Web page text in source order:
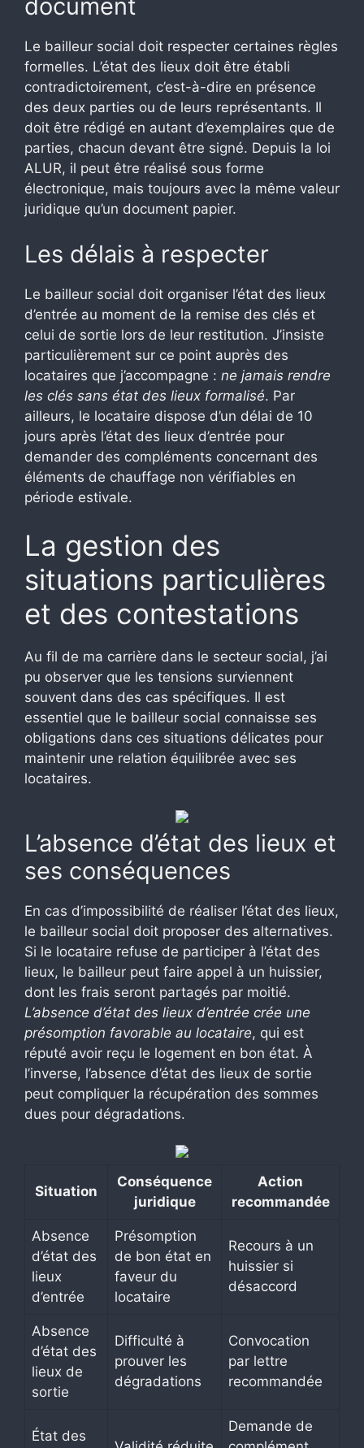
document
Le bailleur social doit respecter certaines règles
formelles. L’état des lieux doit être établi
contradictoirement, c’est-à-dire en présence
des deux parties ou de leurs représentants. Il
doit être rédigé en autant d’exemplaires que de
parties, chacun devant être signé. Depuis la loi
ALUR, il peut être réalisé sous forme
électronique, mais toujours avec la même valeur
juridique qu’un document papier.
Les délais à respecter
Le bailleur social doit organiser l’état des lieux
d’entrée au moment de la remise des clés et
celui de sortie lors de leur restitution. J’insiste
particulièrement sur ce point auprès des
locataires que j’accompagne : ne jamais rendre
les clés sans état des lieux formalisé. Par
ailleurs, le locataire dispose d’un délai de 10
jours après l’état des lieux d’entrée pour
demander des compléments concernant des
éléments de chauffage non vérifiables en
période estivale.
La gestion des
situations particulières
et des contestations
Au fil de ma carrière dans le secteur social, j’ai
pu observer que les tensions surviennent
souvent dans des cas spécifiques. Il est
essentiel que le bailleur social connaisse ses
obligations dans ces situations délicates pour
maintenir une relation équilibrée avec ses
locataires.
L’absence d’état des lieux et
ses conséquences
En cas d’impossibilité de réaliser l’état des lieux,
le bailleur social doit proposer des alternatives.
Si le locataire refuse de participer à l’état des
lieux, le bailleur peut faire appel à un huissier,
dont les frais seront partagés par moitié.
L’absence d’état des lieux d’entrée crée une
présomption favorable au locataire, qui est
réputé avoir reçu le logement en bon état. À
l’inverse, l’absence d’état des lieux de sortie
peut compliquer la récupération des sommes
dues pour dégradations.
Situation
Conséquence
juridique
Action
recommandée
Absence
d’état des
lieux
d’entrée
Présomption
de bon état en
faveur du
locataire
Recours à un
huissier si
désaccord
Absence
d’état des
lieux de
sortie
Difficulté à
prouver les
dégradations
Convocation
par lettre
recommandée
État des
Demande de